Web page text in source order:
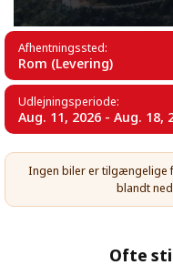
Afhentningssted:
Rom (Levering)
Udlejningsperiode:
Aug. 11, 2026 - Aug. 18,
Ingen biler er tilgængelige
blandt
Ofte